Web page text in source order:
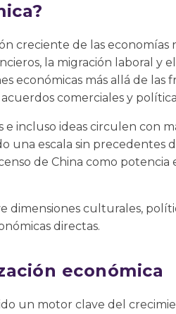
creciente de las economías
la migración laboral y
económicas más allá de las
comerciales y
e incluso ideas circulen con
una escala sin precedentes
de China como potencia
dimensiones culturales,
directas.
económica
un motor clave del